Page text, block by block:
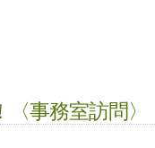
事務室訪問〉